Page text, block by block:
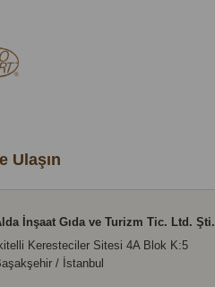
Ulaşın
İnşaat Gıda ve Turizm Tic. Ltd. Şti.
İkitelli Keresteciler Sitesi 4A Blok K:5
/ İstanbul